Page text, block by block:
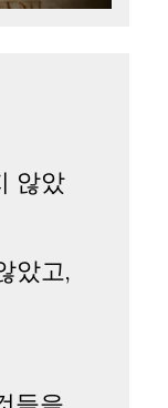
않았
았고,